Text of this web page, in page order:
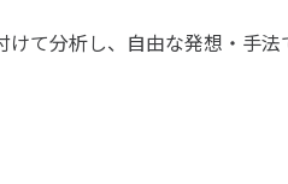
て分析し、自由な発想・手